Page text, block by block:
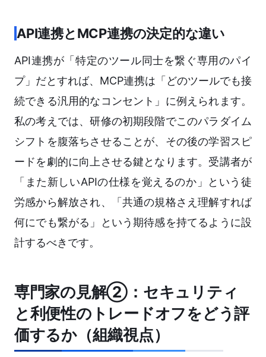
API連携とMCP連携の決定的な違い
API連携が「特定のツール同士を繋ぐ専用のパイ
プ」だとすれば、MCP連携は「どのツールでも接
続できる汎用的なコンセント」に例えられます。
私の考えでは、研修の初期段階でこのパラダイム
シフトを腹落ちさせることが、その後の学習スピ
ードを劇的に向上させる鍵となります。受講者が
「また新しいAPIの仕様を覚えるのか」という徒
労感から解放され、「共通の規格さえ理解すれば
何にでも繋がる」という期待感を持てるように設
計するべきです。
専門家の見解②：セキュリティ
と利便性のトレードオフをどう評
価するか（組織視点）